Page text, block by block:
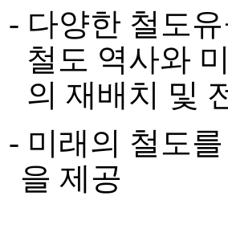
- 다양한 철도
철도 역사와
의 재배치 및
- 미래의 철도
을 제공